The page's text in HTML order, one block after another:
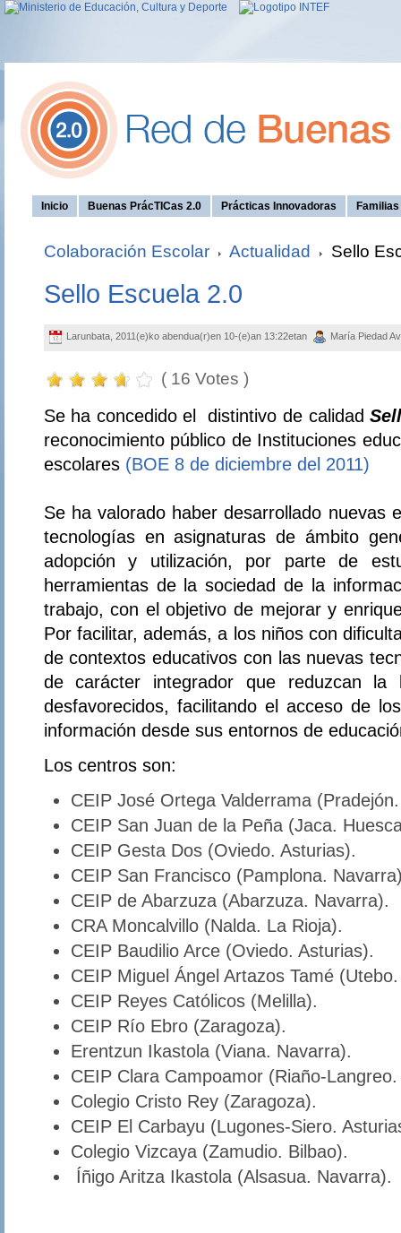
Inicio Buenas PrácTICas 2.0 Prácticas Innovadoras
Colaboración Escolar Actualidad Sello
Sello Escuela 2.0
Larunbata, 2011(e)ko abendua(r)en 10-(e)an 13:22etan María Piedad
( 16 Votes )
Se ha concedido el distintivo de calidad
reconocimiento público de Instituciones
escolares(BOE 8 de diciembre del 2011)
Se ha valorado haber desarrollado nuevas
tecnologías en asignaturas de ámbito
adopción y utilización, por parte de
herramientas de la sociedad de la
trabajo, con el objetivo de mejorar y
Por facilitar, además, a los niños con
de contextos educativos con las nuevas
de carácter integrador que reduzcan la
desfavorecidos, facilitando el acceso de
información desde sus entornos de
Los centros son:
CEIP José Ortega Valderrama
CEIP San Juan de la Peña (Jaca.
CEIP Gesta Dos (Oviedo. Asturias).
CEIP San Francisco (Pamplona.
CEIP de Abarzuza (Abarzuza. Navarra).
CRA Moncalvillo (Nalda. La Rioja).
CEIP Baudilio Arce (Oviedo. Asturias).
CEIP Miguel Ángel Artazos Tamé
CEIP Reyes Católicos (Melilla).
CEIP Río Ebro (Zaragoza).
Erentzun Ikastola (Viana. Navarra).
CEIP Clara Campoamor (Riaño-
Colegio Cristo Rey (Zaragoza).
CEIP El Carbayu (Lugones-Siero.
Colegio Vizcaya (Zamudio. Bilbao).
Íñigo Aritza Ikastola (Alsasua. Navarra).